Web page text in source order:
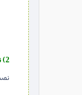
2) نصب آینه